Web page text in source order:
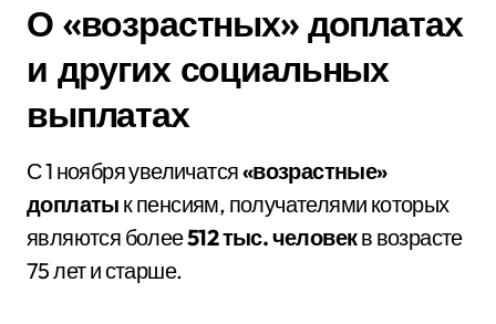
О «возрастных» доплатах
и других социальных
выплатах
С 1 ноября увеличатся«возрастные»
доплаты к пенсиям, получателями которых
являются более512 тыс. человекв возрасте
75 лет и старше.